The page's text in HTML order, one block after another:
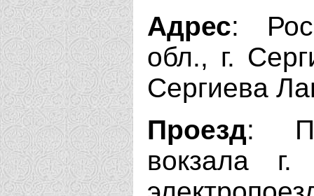
Адрес:
обл., г.
Сергиева
Проезд:
вокзала